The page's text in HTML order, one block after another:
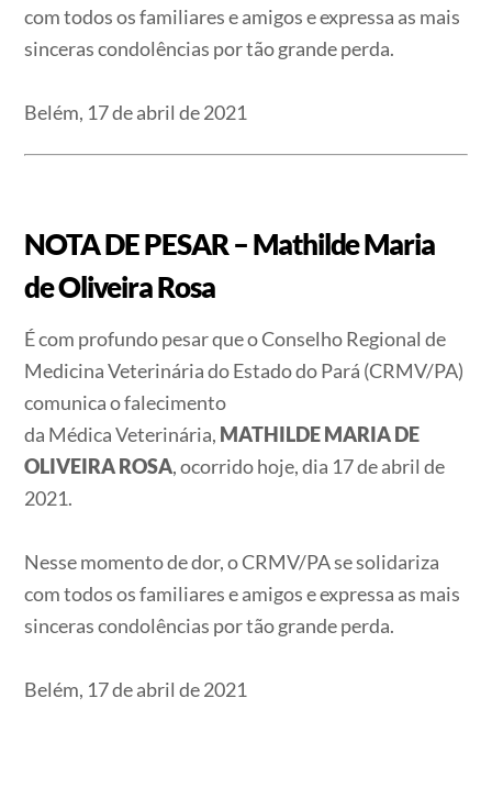
com todos os familiares e amigos e expressa as mais
sinceras condolências por tão grande perda.
Belém, 17 de abril de 2021
NOTA DE PESAR – Mathilde Maria
de Oliveira Rosa
É com profundo pesar que o Conselho Regional de
Medicina Veterinária do Estado do Pará (CRMV/PA)
comunica o falecimento
da Médica Veterinária, MATHILDE MARIA DE
OLIVEIRA ROSA, ocorrido hoje, dia 17 de abril de
2021.
Nesse momento de dor, o CRMV/PA se solidariza
com todos os familiares e amigos e expressa as mais
sinceras condolências por tão grande perda.
Belém, 17 de abril de 2021